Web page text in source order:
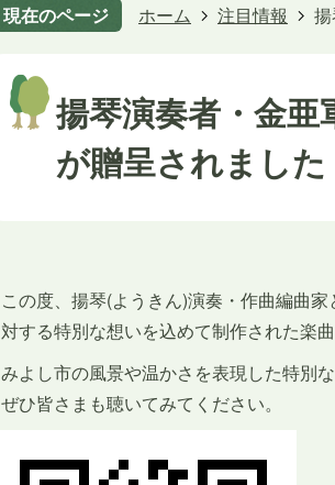
現在のページ ホーム 注目情報
揚琴演奏者・金亜
が贈呈されました
この度、揚琴(ようきん)演奏・作曲編曲
対する特別な想いを込めて制作された楽
みよし市の風景や温かさを表現した特別
ぜひ皆さまも聴いてみてください。